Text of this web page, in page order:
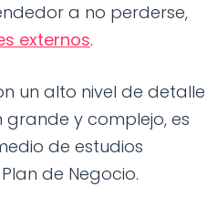
a no perderse,
externos.
un alto nivel de detalle
grande y complejo, es
de estudios
de Negocio.